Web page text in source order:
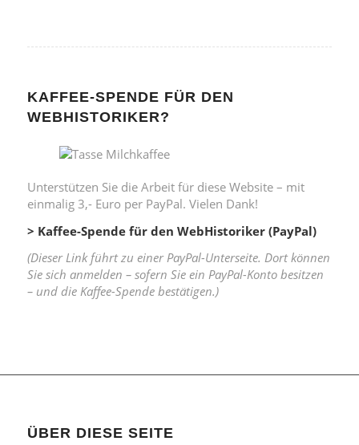
KAFFEE-SPENDE FÜR DEN
WEBHISTORIKER?
Unterstützen Sie die Arbeit für diese Website – mit
einmalig 3,- Euro per PayPal. Vielen Dank!
> Kaffee-Spende für den WebHistoriker (PayPal)
(Dieser Link führt zu einer PayPal-Unterseite. Dort können
Sie sich anmelden – sofern Sie ein PayPal-Konto besitzen
– und die Kaffee-Spende bestätigen.)
ÜBER DIESE SEITE